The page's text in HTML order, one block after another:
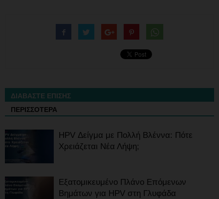
ΔΙΑΒΑΣΤΕ ΕΠΙΣΗΣ
ΠΕΡΙΣΣΟΤΕΡΑ
HPV Δείγμα με Πολλή Βλέννα: Πότε
Χρειάζεται Νέα Λήψη;
Εξατομικευμένο Πλάνο Επόμενων
Βημάτων για HPV στη Γλυφάδα